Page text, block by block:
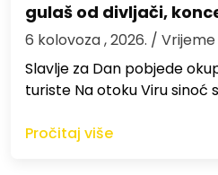
gulaš od divljači,
6 kolovoza , 2026. /
Slavlje za Dan pobjede
turiste Na otoku Viru sinoć
Pročitaj više